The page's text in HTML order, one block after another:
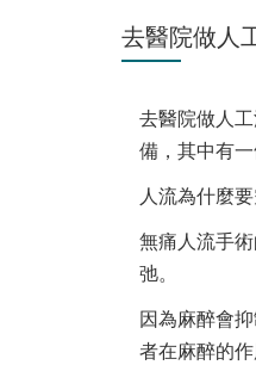
去醫院做人
去醫院做人
備，其中有
人流為什麼
無痛人流手
弛。
因為麻醉會
者在麻醉的